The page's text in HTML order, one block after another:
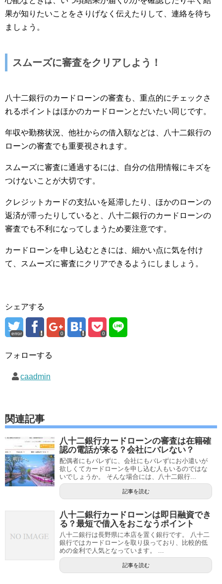
果が知りたいことをさりげなく伝えたりして、連絡を待ち
ましょう。
スムーズに審査をクリアしよう！
八十二銀行のカードローンの審査も、重点的にチェックさ
れるポイントはほかのカードローンとだいたい同じです。
年収や勤務状況、他社からの借入額などは、八十二銀行の
ローンの審査でも重要視されます。
スムーズに審査に通過するには、自分の信用情報にキズを
つけないことが大切です。
クレジットカードの支払いを延滞したり、ほかのローンの
返済が滞ったりしていると、八十二銀行のカードローンの
審査でも不利になってしまうため要注意です。
カードローンを申し込むときには、細かい点に気を付け
て、スムーズに審査にクリアできるようにしましょう。
シェアする
error 0 0
フォローする
caadmin
関連記事
八十二銀行カードローンの審査は在籍確
認の電話が来る？会社にバレない？
配偶者にもバレずに、会社にもバレずにお小遣いが
欲しくてカードローンを申し込む人もいるのではな
いでしょうか。 そんな場合には、八十二銀行...
記事を読む
八十二銀行カードローンは即日融資でき
る？最短で借入をおこなうポイント
八十二銀行は長野県に本店を置く銀行です。 八十二
銀行ではカードローンを取り扱っており、比較的低
めの金利で人気となっています。 ...
記事を読む